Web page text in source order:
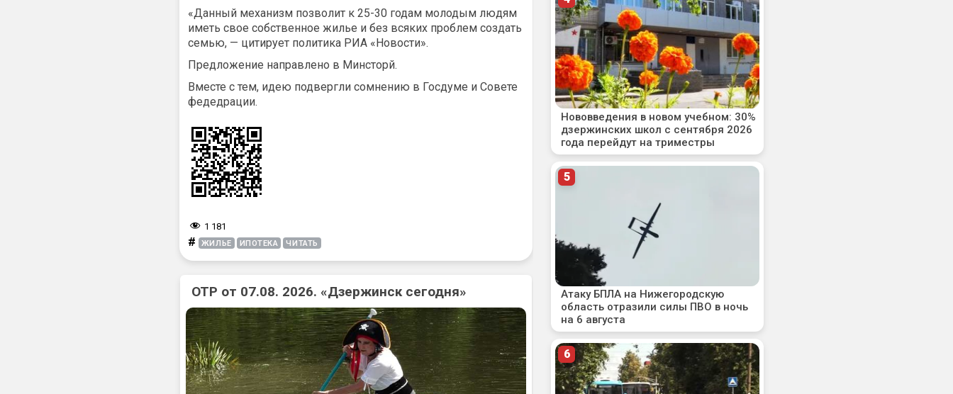
«Данный механизм позволит к 25-30 годам молодым людям
иметь свое собственное жилье и без всяких проблем создать
семью, — цитирует политика РИА «Новости».
Предложение направлено в Минсторй.
Вместе с тем, идею подвергли сомнению в Госдуме и Совете
федедрации.
1 181
# ЖИЛЬЕ ИПОТЕКА ЧИТАТЬ
ОТР от 07.08. 2026. «Дзержинск сегодня»